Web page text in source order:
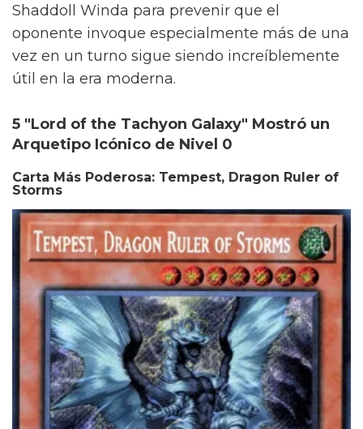
Shaddoll Winda para prevenir que el
oponente invoque especialmente más de una
vez en un turno sigue siendo increíblemente
útil en la era moderna.
5 "Lord of the Tachyon Galaxy" Mostró un
Arquetipo Icónico de Nivel 0
Carta Más Poderosa: Tempest, Dragon Ruler of
Storms